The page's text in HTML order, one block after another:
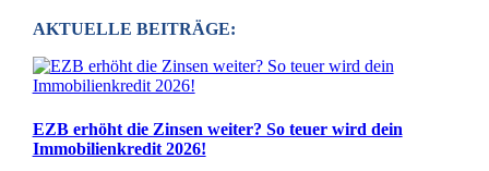
AKTUELLE BEITRÄGE:
EZB erhöht die Zinsen weiter? So teuer wird dein
Immobilienkredit 2026!